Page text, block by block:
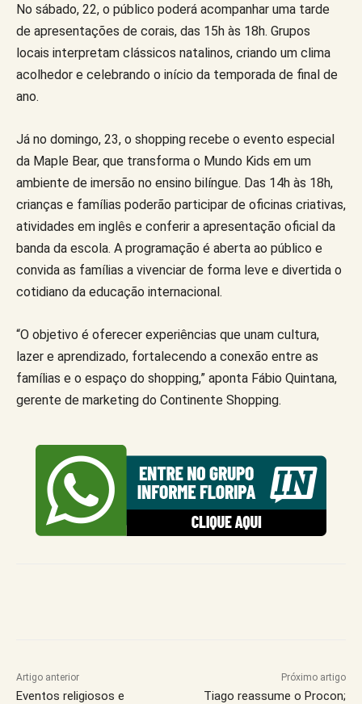
No sábado, 22, o público poderá acompanhar uma tarde
de apresentações de corais, das 15h às 18h. Grupos
locais interpretam clássicos natalinos, criando um clima
acolhedor e celebrando o início da temporada de final de
ano.
Já no domingo, 23, o shopping recebe o evento especial
da Maple Bear, que transforma o Mundo Kids em um
ambiente de imersão no ensino bilíngue. Das 14h às 18h,
crianças e famílias poderão participar de oficinas criativas,
atividades em inglês e conferir a apresentação oficial da
banda da escola. A programação é aberta ao público e
convida as famílias a vivenciar de forma leve e divertida o
cotidiano da educação internacional.
“O objetivo é oferecer experiências que unam cultura,
lazer e aprendizado, fortalecendo a conexão entre as
famílias e o espaço do shopping,” aponta Fábio Quintana,
gerente de marketing do Continente Shopping.
Artigo anterior
Eventos religiosos e
Próximo artigo
Tiago reassume o Procon;